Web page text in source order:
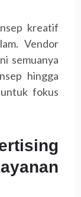
kreatif
Vendor
semuanya
hingga
fokus